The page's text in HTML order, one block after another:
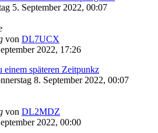
5. September 2022, 00:07
von DL7UCX
2022, 17:26
späteren Zeitpunkz
8. September 2022, 00:07
von DL2MDZ
2022, 00:00